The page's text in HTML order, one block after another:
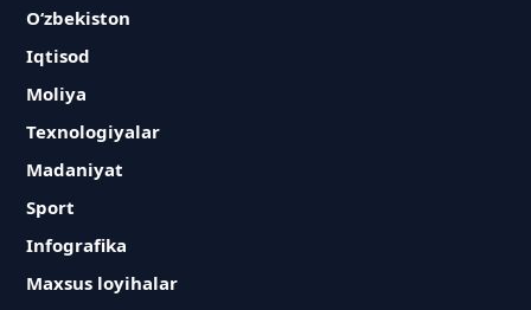
O‘zbekiston
Iqtisod
Moliya
Texnologiyalar
Madaniyat
Sport
Infografika
Maxsus loyihalar